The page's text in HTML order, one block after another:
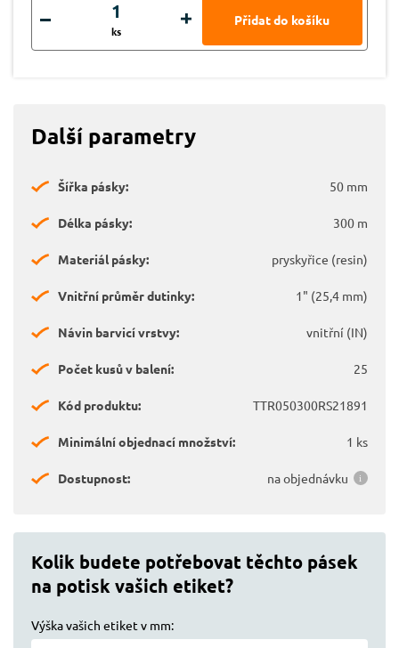
ks
Další parametry
Šířka pásky: 50 mm
Délka pásky: 300 m
Materiál pásky: pryskyřice (resin)
Vnitřní průměr dutinky: 1" (25,4 mm)
Návin barvicí vrstvy: vnitřní (IN)
Počet kusů v balení: 25
Kód produktu: TTR050300RS21891
Minimální objednací množství: 1 ks
Dostupnost: na objednávku
Kolik budete potřebovat těchto pásek
na potisk vašich etiket?
Výška vašich etiket v mm: